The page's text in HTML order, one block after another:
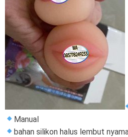
Manual
bahan silikon halus lembut